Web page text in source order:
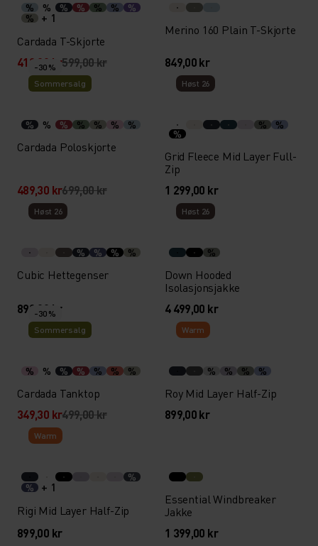
% % % % % %
%
%
+ 1
Cardada T-Skjorte
419,30 kr599,00 kr
Merino 160 Plain T-Skjorte
849,00 kr
-30 %
Sommersalg
% % % % % % %
Cardada Poloskjorte
489,30 kr699,00 kr
Høst 26
% %
%
Grid Fleece Mid Layer Full-
Zip
1 299,00 kr
Høst 26
% % % %
Cubic Hettegenser
899,00 kr
Høst 26
%
Down Hooded
Isolasjonsjakke
4 499,00 kr
-30 %
Sommersalg
% % % % % % %
Cardada Tanktop
349,30 kr499,00 kr
Warm
% % % %
Roy Mid Layer Half-Zip
899,00 kr
Warm
%
%
+ 1
Rigi Mid Layer Half-Zip
899,00 kr
Essential Windbreaker
Jakke
1 399,00 kr